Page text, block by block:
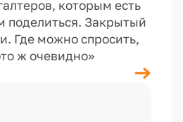
которым есть
поделиться. Закрытый
Где можно спросить,
ж очевидно»